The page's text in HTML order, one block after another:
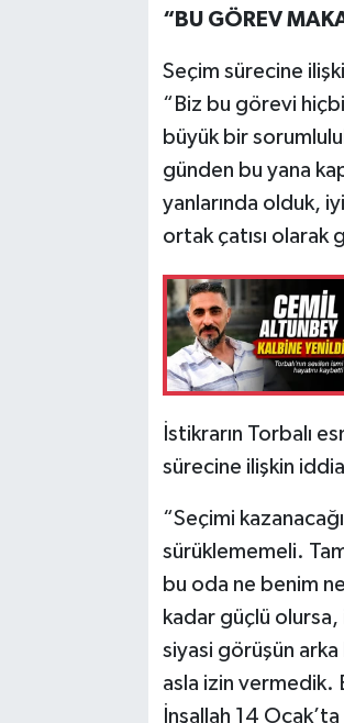
“BU GÖREV
Seçim sürecine
“Biz bu görevi
büyük bir
günden bu yana
yanlarında olduk,
ortak çatısı olarak
İstikrarın Torbalı
sürecine ilişkin
“Seçimi
sürüklememeli.
bu oda ne benim
kadar güçlü
siyasi görüşün arka
asla izin vermedik.
İnşallah 14